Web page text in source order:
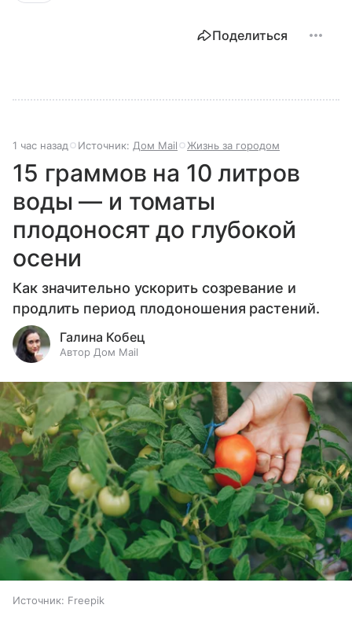
Поделиться
1 час назад Источник: Дом Mail Жизнь за городом
15 граммов на 10 литров
воды — и томаты
плодоносят до глубокой
осени
Как значительно ускорить созревание и
продлить период плодоношения растений.
Галина Кобец
Автор Дом Mail
Источник: Freepik